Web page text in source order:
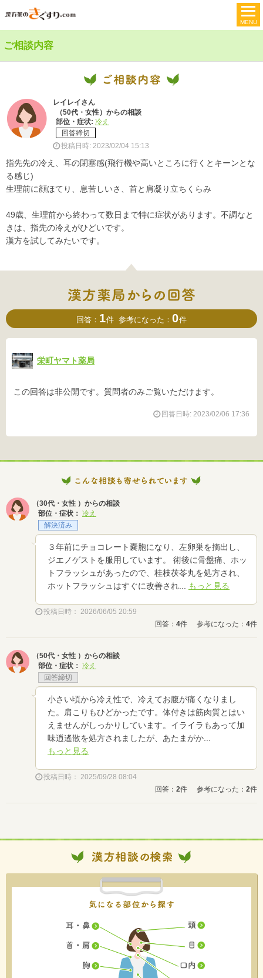
ご相談内容
レイレイさん
（50代・女性）からの相談
部位・症状: 冷え
回答締切
投稿日時: 2023/02/04 15:13
指先先の冷え、耳の閉塞感(飛行機や高いところに行くとキーンとな
る感じ)
生理前に顔ほてり、息苦しいさ、首と肩凝り立ちくらみ
49歳、生理前から終わって数日まで特に症状があります。不調なと
きは、指先の冷えがひどいです。
漢方を試してみたいです。
回答： 1件 参考になった： 0件
栄町ヤマト薬局
この回答は非公開です。質問者のみご覧いただけます。
回答日時: 2023/02/06 17:36
（30代・女性 ）からの相談
部位・症状： 冷え
解決済み
３年前にチョコレート嚢胞になり、左卵巣を摘出し、
ジエノゲストを服用しています。 術後に骨盤痛、ホッ
トフラッシュがあったので、桂枝茯苓丸を処方され、
ホットフラッシュはすぐに改善され...
もっと見る
投稿日時： 2026/06/05 20:59
回答： 4件 参考になった： 4件
（50代・女性 ）からの相談
部位・症状： 冷え
回答締切
小さい頃から冷え性で、冷えてお腹が痛くなりまし
た。肩こりもひどかったです。体付きは筋肉質とはい
えませんがしっかりしています。イライラもあって加
味逍遙散を処方されましたが、あたまがか...
もっと見る
投稿日時： 2025/09/28 08:04
回答： 2件 参考になった： 2件